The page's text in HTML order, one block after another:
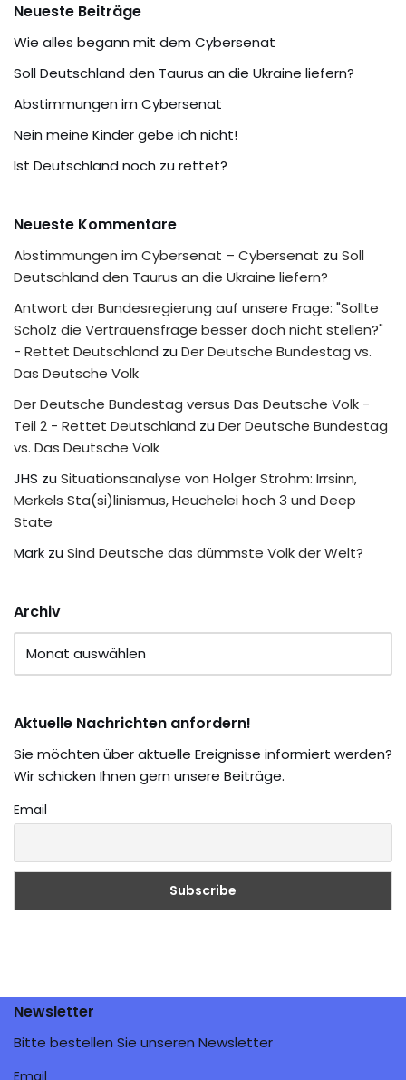
Neueste Beiträge
Wie alles begann mit dem Cybersenat
Soll Deutschland den Taurus an die Ukraine liefern?
Abstimmungen im Cybersenat
Nein meine Kinder gebe ich nicht!
Ist Deutschland noch zu rettet?
Neueste Kommentare
Abstimmungen im Cybersenat – Cybersenat zu Soll
Deutschland den Taurus an die Ukraine liefern?
Antwort der Bundesregierung auf unsere Frage: "Sollte
Scholz die Vertrauensfrage besser doch nicht stellen?"
- Rettet Deutschland zu Der Deutsche Bundestag vs.
Das Deutsche Volk
Der Deutsche Bundestag versus Das Deutsche Volk -
Teil 2 - Rettet Deutschland zu Der Deutsche Bundestag
vs. Das Deutsche Volk
JHS zu Situationsanalyse von Holger Strohm: Irrsinn,
Merkels Sta(si)linismus, Heuchelei hoch 3 und Deep
State
Mark zu Sind Deutsche das dümmste Volk der Welt?
Archiv
Aktuelle Nachrichten anfordern!
Sie möchten über aktuelle Ereignisse informiert werden?
Wir schicken Ihnen gern unsere Beiträge.
Email
Newsletter
Bitte bestellen Sie unseren Newsletter
Email